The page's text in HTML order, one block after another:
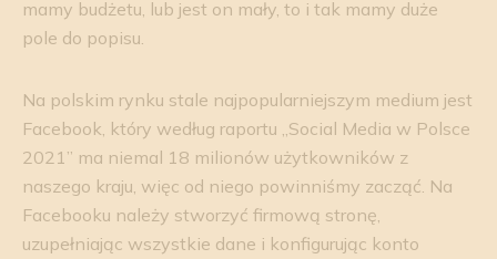
mamy budżetu, lub jest on mały, to i tak mamy duże
pole do popisu.
Na polskim rynku stale najpopularniejszym medium jest
Facebook, który według raportu „Social Media w Polsce
2021” ma niemal 18 milionów użytkowników z
naszego kraju, więc od niego powinniśmy zacząć. Na
Facebooku należy stworzyć firmową stronę,
uzupełniając wszystkie dane i konfigurując konto